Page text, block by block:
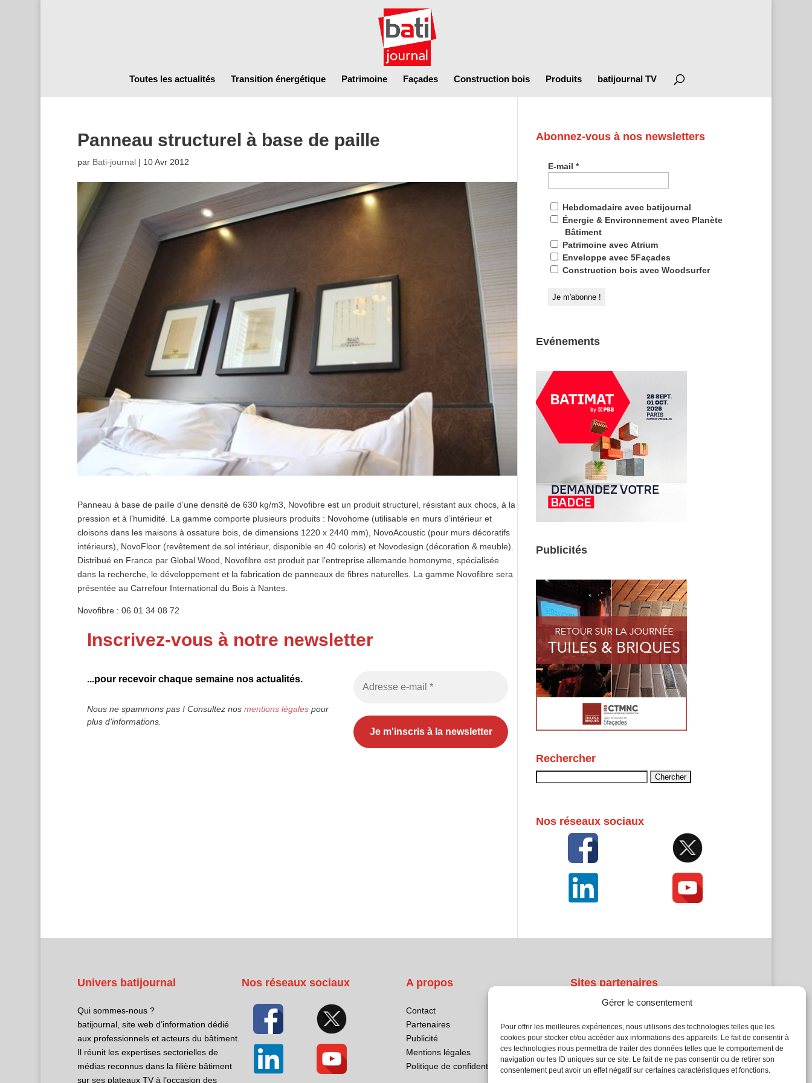
Gérer le consentement
Pour offrir les meilleures expériences, nous utilisons des technologies telles que les
cookies pour stocker et/ou accéder aux informations des appareils. Le fait de consentir à
ces technologies nous permettra de traiter des données telles que le comportement de
navigation ou les ID uniques sur ce site. Le fait de ne pas consentir ou de retirer son
consentement peut avoir un effet négatif sur certaines caractéristiques et fonctions.
Toutes les actualités Transition énergétique Patrimoine Façades Construction bois Produits batijournal TV
Panneau structurel à base de paille
par Bati-journal| 10 Avr 2012
Panneau à base de paille d’une densité de 630 kg/m3, Novofibre est un produit structurel, résistant aux chocs, à la
pression et à l’humidité. La gamme comporte plusieurs produits : Novohome (utilisable en murs d’intérieur et
cloisons dans les maisons à ossature bois, de dimensions 1220 x 2440 mm), NovoAcoustic (pour murs décoratifs
intérieurs), NovoFloor (revêtement de sol intérieur, disponible en 40 coloris) et Novodesign (décoration & meuble).
Distribué en France par Global Wood, Novofibre est produit par l’entreprise allemande homonyme, spécialisée
dans la recherche, le développement et la fabrication de panneaux de fibres naturelles. La gamme Novofibre sera
présentée au Carrefour International du Bois à Nantes.
Novofibre : 06 01 34 08 72
Inscrivez-vous à notre newsletter
...pour recevoir chaque semaine nos actualités.
Nous ne spammons pas ! Consultez nos mentions légalespour
plus d’informations.
Abonnez-vous à nos newsletters
E-mail*
Hebdomadaire avec batijournal
Énergie & Environnement avec Planète
Bâtiment
Patrimoine avec Atrium
Enveloppe avec 5Façades
Construction bois avec Woodsurfer
Evénements
Publicités
Rechercher
Nos réseaux sociaux
Univers batijournal
Qui sommes-nous ?
batijournal, site web d’information dédié
aux professionnels et acteurs du bâtiment.
Il réunit les expertises sectorielles de
médias reconnus dans la filière bâtiment
sur ses plateaux TV à l’occasion des
Nos réseaux sociaux A propos
Contact
Partenaires
Publicité
Mentions légales
Politique de confidentialité
Sites partenaires
Atrium Patrimoine
Kiosque 21
L'Atelier Bois
Planète Bâtiment